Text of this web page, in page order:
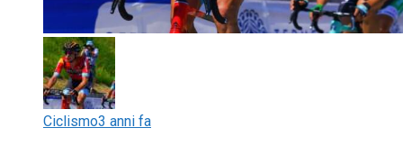
Ciclismo3 anni fa